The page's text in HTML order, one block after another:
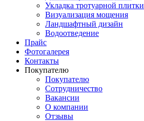
Укладка тротуарной плитки
Визуализация мощения
Ландшафтный дизайн
Водоотведение
Прайс
Фотогалерея
Контакты
Покупателю
Покупателю
Сотрудничество
Вакансии
О компании
Отзывы